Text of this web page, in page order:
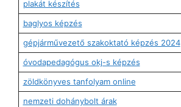
plakát készítés
baglyos képzés
gépjárművezető szakoktató képzés 2024
óvodapedagógus okj-s képzés
zöldkönyves tanfolyam online
nemzeti dohánybolt árak